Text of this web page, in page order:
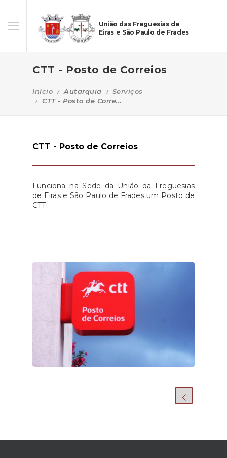
União das Freguesias de
Eiras e São Paulo de Frades
CTT - Posto de Correios
Início Autarquia
Serviços
CTT - Posto de Corre...
CTT - Posto de Correios
Funciona na Sede da União da Freguesias
de Eiras e São Paulo de Frades um Posto de
CTT